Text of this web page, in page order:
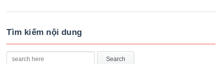
Tìm kiếm nội dung